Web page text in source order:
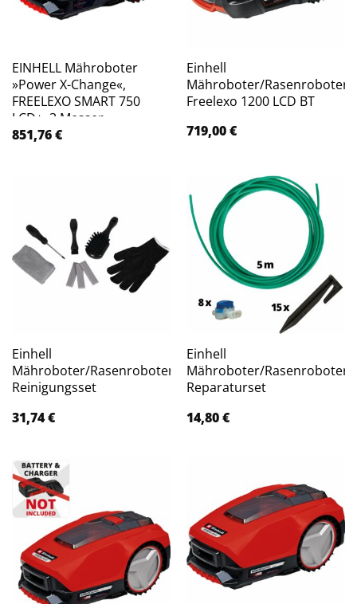
EINHELL Mähroboter
»Power X-Change«,
FREELEXO SMART 750
LCD+, 3 Messer,
Schnittbreite: 18 cm – rot
851,76€
Einhell
Mähroboter/Rasenroboter
Freelexo 1200 LCD BT
719,00€
Einhell
Mähroboter/Rasenroboter
Reinigungsset
31,74€
Einhell
Mähroboter/Rasenroboter
Reparaturset
14,80€